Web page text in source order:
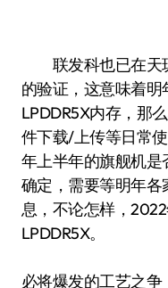
联发科也已在天
的验证，这意味着
LPDDR5X内存，那
件下载/上传等日常
年上半年的旗舰机是
确定，需要等明年
息，不论怎样，
LPDDR5X。
必将爆发的工艺之争